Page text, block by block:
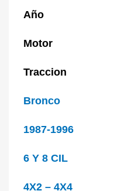
Año
Motor
Traccion
Bronco
1987-1996
6 Y 8 CIL
4X2 – 4X4